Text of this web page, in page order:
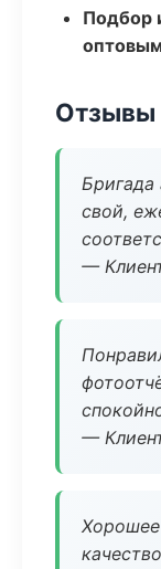
Подбор
Отзывы
Бригада
свой,
—
—